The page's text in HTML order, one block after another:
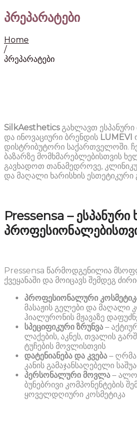
პრეპარატები
Home
/
პრეპარატები
SilkAestheticsგახლავთ ესპანური
და ინოვაციური ბრენდის LUMEVI
დისტრიბუტორი საქართველოში.
ბაზარზე მომხმარებლებისთვის
გავხადოთ თანამედროვე,
და მაღალი ხარისხის ესთეტიკური
Pressensa – ესპანური
Pressensa წარმოდგენილია
ქვეყანაში და მოიცავს შემდეგ
პროფესიონალური
მასაჟის გელები და მაღალი
ჰიალურონის მჟავაზე
სპეციფიკური ზრუნვა –
ლაქების, აკნეს, თვალის
ტუჩების მოვლისთვის
დატენიანება და კვება – ღრმა
კანის გამაჯანსაღებელი
პერსონალური მოვლა –
ბუნებრივი კომპონენტების
ყოველდღიური კოსმეტიკა